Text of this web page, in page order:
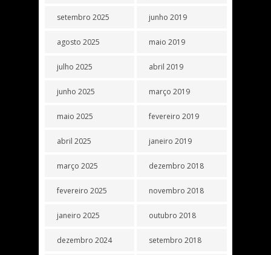
setembro 2025
agosto 2025
julho 2025
junho 2025
maio 2025
abril 2025
março 2025
fevereiro 2025
janeiro 2025
dezembro 2024
junho 2019
maio 2019
abril 2019
março 2019
fevereiro 2019
janeiro 2019
dezembro 2018
novembro 2018
outubro 2018
setembro 2018